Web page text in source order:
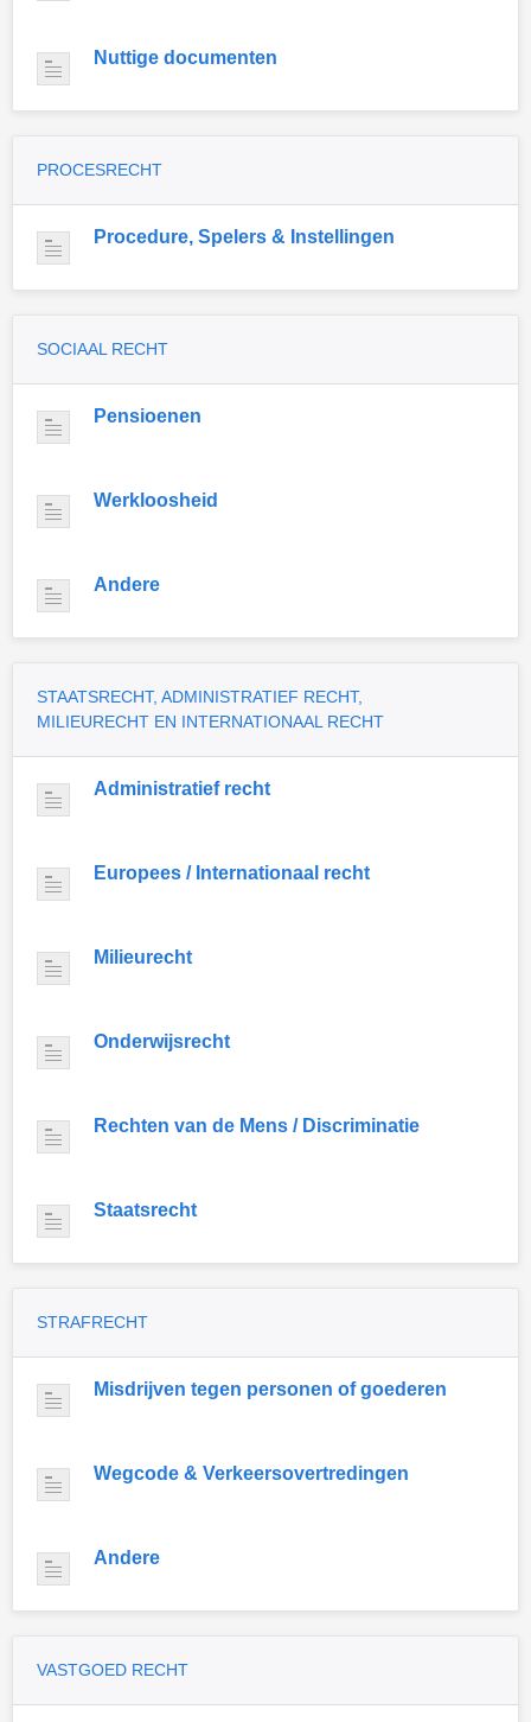
Nuttige documenten
PROCESRECHT
Procedure, Spelers & Instellingen
SOCIAAL RECHT
Pensioenen
Werkloosheid
Andere
STAATSRECHT, ADMINISTRATIEF RECHT,
MILIEURECHT EN INTERNATIONAAL RECHT
Administratief recht
Europees / Internationaal recht
Milieurecht
Onderwijsrecht
Rechten van de Mens / Discriminatie
Staatsrecht
STRAFRECHT
Misdrijven tegen personen of goederen
Wegcode & Verkeersovertredingen
Andere
VASTGOED RECHT